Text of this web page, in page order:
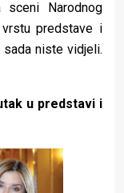
Narodnog
predstave i
niste vidjeli.
u predstavi i